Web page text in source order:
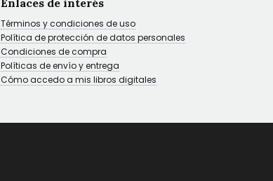
Términos y condiciones de uso
Política de protección de datos personales
Condiciones de compra
Políticas de envío y entrega
Cómo accedo a mis libros digitales